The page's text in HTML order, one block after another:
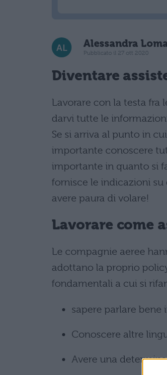
Alessandra
Pubblicato il 27 ott 2020
Diventare
Lavorare con la testa fra
darvi tutte le
Se si arriva al punto in
importante conoscere
importante in quanto si
fornisce le indicazioni su
avere paura di volare!
Lavorare come
Le compagnie aeree
adottano la proprio
fondamentali a cui si
sapere parlare bene
Conoscere altre
Avere una